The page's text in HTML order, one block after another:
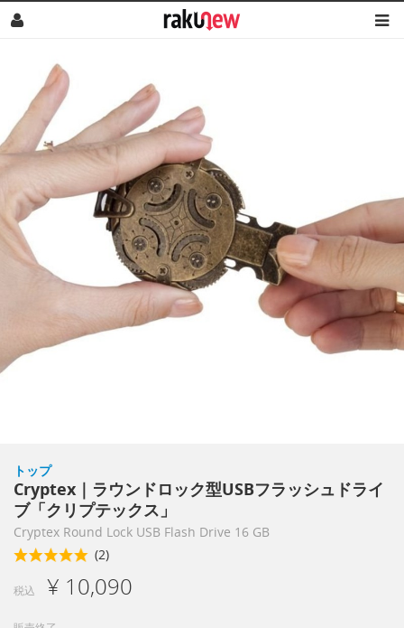
トップ
Cryptex｜ラウンドロック型USBフラッシュドライ
ブ「クリプテックス」
Cryptex Round Lock USB Flash Drive 16 GB
(2)
税込 ¥ 10,090